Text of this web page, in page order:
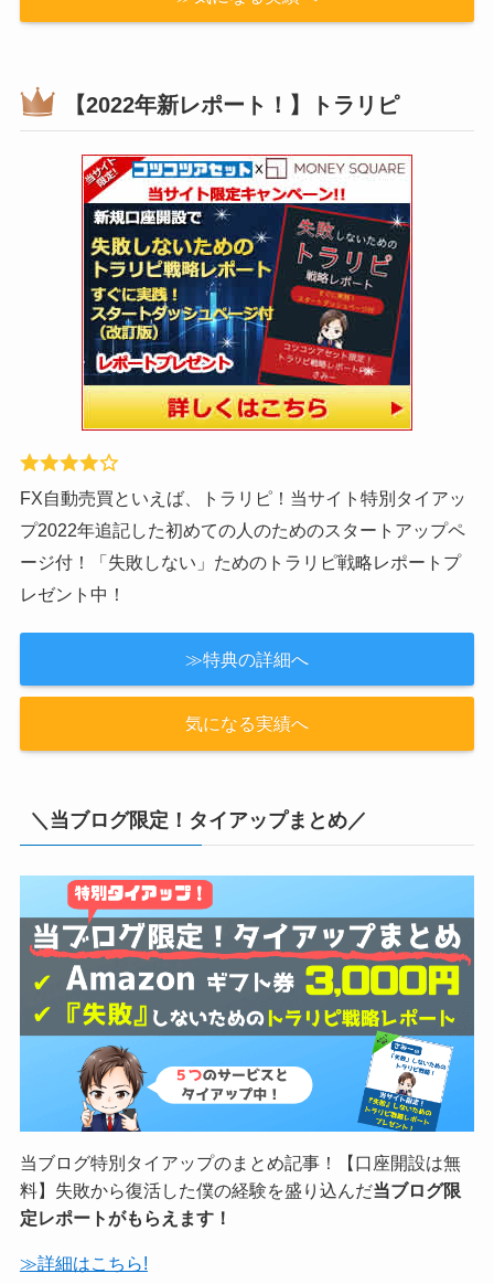
1000万円の資金で実戦中！2020年は140万円のプラス！
今なら当サイト限定で渾身の50ページの大作『失敗しな
いトライオートFXレポート』（レポート作成はかなり頑
張りました！）と「最大5万3000円」のキャッシュバッ
≫気になる実績へ
【2022年新レポート！】トラリピ
FX自動売買といえば、トラリピ！当サイト特別タイアッ
プ2022年追記した初めての人のためのスタートアップペ
ージ付！「失敗しない」ためのトラリピ戦略レポートプ
≫特典の詳細へ